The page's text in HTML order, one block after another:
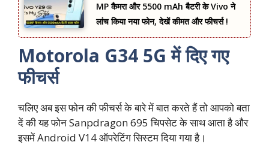
MP कैमरा और 5500 mAh बैटरी के Vivo ने
लांच किया नया फोन, देखें कीमत और फीचर्स !
Motorola G34 5G में दिए गए
फीचर्स
चलिए अब इस फोन की फीचर्स के बारे में बात करते हैं तो आपको बता
दें की यह फोन Sanpdragon 695 चिपसेट के साथ आता है और
इसमें Android V14 ऑपरेटिंग सिस्टम दिया गया है।